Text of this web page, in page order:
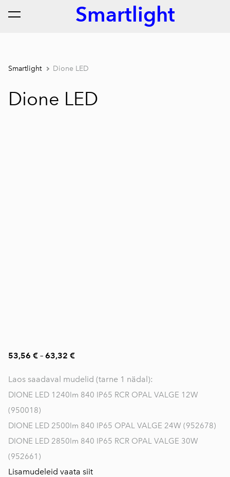
Smartlight
lisati ostukorvi. Vaata ostukorvi
Smartlight Dione LED
Dione LED
53,56 € – 63,32 €
Laos saadaval mudelid (tarne 1 nädal):
DIONE LED 1240lm 840 IP65 RCR OPAL VALGE 12W
(950018)
DIONE LED 2500lm 840 IP65 OPAL VALGE 24W (952678)
DIONE LED 2850lm 840 IP65 RCR OPAL VALGE 30W
(952661)
Lisamudeleid vaata siit